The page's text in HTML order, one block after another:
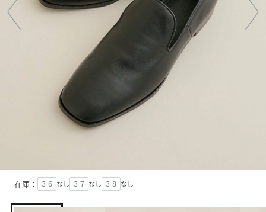
在庫： ３６ なし ３７ なし ３８ なし